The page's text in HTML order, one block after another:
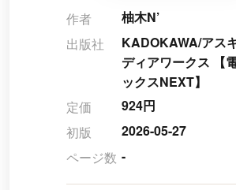
作者
柚木N’
出版社
KADOKAWA/アス
ディアワークス 【
ックスNEXT】
定価
924円
初版
2026-05-27
ページ数 -